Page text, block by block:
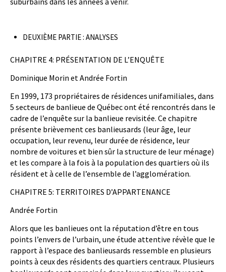
DEUXIÈME PARTIE : ANALYSES
CHAPITRE 4: PRÉSENTATION DE L’ENQUÊTE
Dominique Morin et Andrée Fortin
En 1999, 173 propriétaires de résidences unifamiliales, dans
5 secteurs de banlieue de Québec ont été rencontrés dans le
cadre de l’enquête sur la banlieue revisitée. Ce chapitre
présente brièvement ces banlieusards (leur âge, leur
occupation, leur revenu, leur durée de résidence, leur
nombre de voitures et bien sûr la structure de leur ménage)
et les compare à la fois à la population des quartiers où ils
résident et à celle de l’ensemble de l’agglomération.
CHAPITRE 5: TERRITOIRES D’APPARTENANCE
Andrée Fortin
Alors que les banlieues ont la réputation d’être en tous
points l’envers de l’urbain, une étude attentive révèle que le
rapport à l’espace des banlieusards ressemble en plusieurs
points à ceux des résidents des quartiers centraux. Plusieurs